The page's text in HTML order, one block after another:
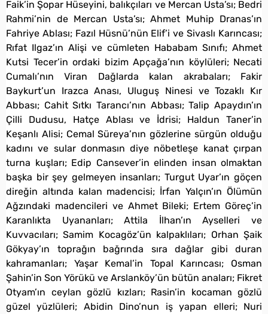
Faik’in Şopar Hüseyini, balıkçıları ve Mercan Usta’sı; Bedri
Rahmi’nin de Mercan Usta’sı; Ahmet Muhip Dranas’ın
Fahriye Ablası; Fazıl Hüsnü’nün Elif’i ve Sivaslı Karıncası;
Rıfat Ilgaz’ın Alişi ve cümleten Hababam Sınıfı; Ahmet
Kutsi Tecer’in ordaki bizim Apçağa’nın köylüleri; Necati
Cumalı’nın Viran Dağlarda kalan akrabaları; Fakir
Baykurt’un Irazca Anası, Uluguş Ninesi ve Tozaklı Kır
Abbası; Cahit Sıtkı Tarancı’nın Abbası; Talip Apaydın’ın
Çilli Dudusu, Hatçe Ablası ve İdrisi; Haldun Taner’in
Keşanlı Alisi; Cemal Süreya’nın gözlerine sürgün olduğu
kadını ve sular donmasın diye nöbetleşe kanat çırpan
turna kuşları; Edip Cansever’in elinden insan olmaktan
başka bir şey gelmeyen insanları; Turgut Uyar’ın göçen
direğin altında kalan madencisi; İrfan Yalçın’ın Ölümün
Ağzındaki madencileri ve Ahmet Bileki; Ertem Göreç’in
Karanlıkta Uyananları; Attila İlhan’ın Ayselleri ve
Kuvvacıları; Samim Kocagöz’ün kalpaklıları; Orhan Şaik
Gökyay’ın toprağın bağrında sıra dağlar gibi duran
kahramanları; Yaşar Kemal’in Topal Karıncası; Osman
Şahin’in Son Yörükü ve Arslanköy’ün bütün anaları; Fikret
Otyam’ın ceylan gözlü kızları; Rasin’in kocaman gözlü
güzel yüzlüleri; Abidin Dino’nun iş yapan elleri; Nuri